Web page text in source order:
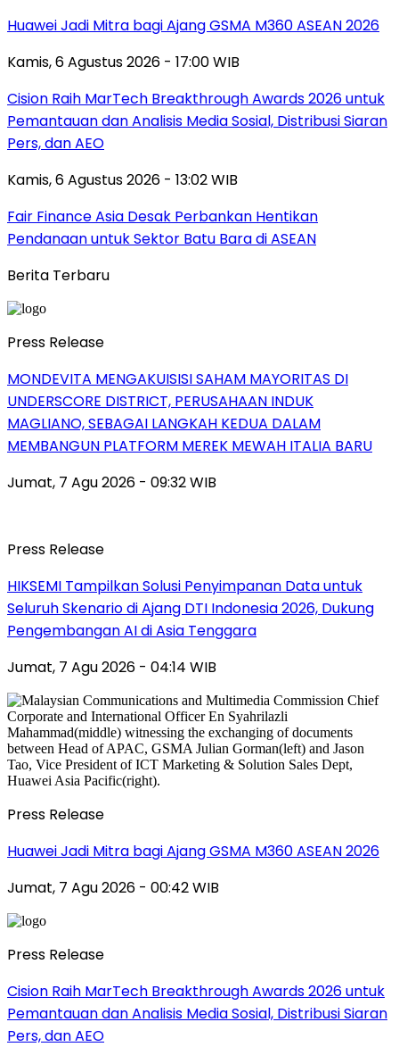
Huawei Jadi Mitra bagi Ajang GSMA M360 ASEAN 2026
Kamis, 6 Agustus 2026 - 17:00 WIB
Cision Raih MarTech Breakthrough Awards 2026 untuk
Pemantauan dan Analisis Media Sosial, Distribusi Siaran
Pers, dan AEO
Kamis, 6 Agustus 2026 - 13:02 WIB
Fair Finance Asia Desak Perbankan Hentikan
Pendanaan untuk Sektor Batu Bara di ASEAN
Berita Terbaru
Press Release
MONDEVITA MENGAKUISISI SAHAM MAYORITAS DI
UNDERSCORE DISTRICT, PERUSAHAAN INDUK
MAGLIANO, SEBAGAI LANGKAH KEDUA DALAM
MEMBANGUN PLATFORM MEREK MEWAH ITALIA BARU
Jumat, 7 Agu 2026 - 09:32 WIB
Press Release
HIKSEMI Tampilkan Solusi Penyimpanan Data untuk
Seluruh Skenario di Ajang DTI Indonesia 2026, Dukung
Pengembangan AI di Asia Tenggara
Jumat, 7 Agu 2026 - 04:14 WIB
Press Release
Huawei Jadi Mitra bagi Ajang GSMA M360 ASEAN 2026
Jumat, 7 Agu 2026 - 00:42 WIB
Press Release
Cision Raih MarTech Breakthrough Awards 2026 untuk
Pemantauan dan Analisis Media Sosial, Distribusi Siaran
Pers, dan AEO